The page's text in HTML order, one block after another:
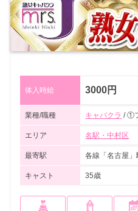
体入時給 3000円
業種/職種 キャバクラ / ①
エリア 名駅・中村区
最寄駅 各線「名古屋
キャスト 35歳